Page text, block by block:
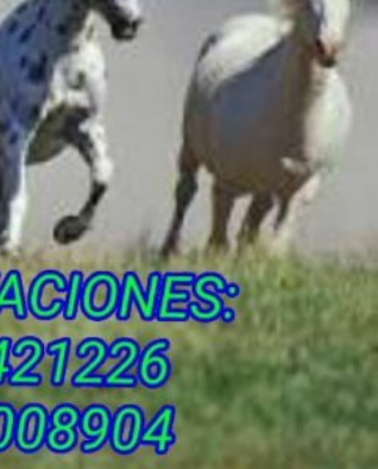
Eventos
Compartir
Abierto las 24 horas del día